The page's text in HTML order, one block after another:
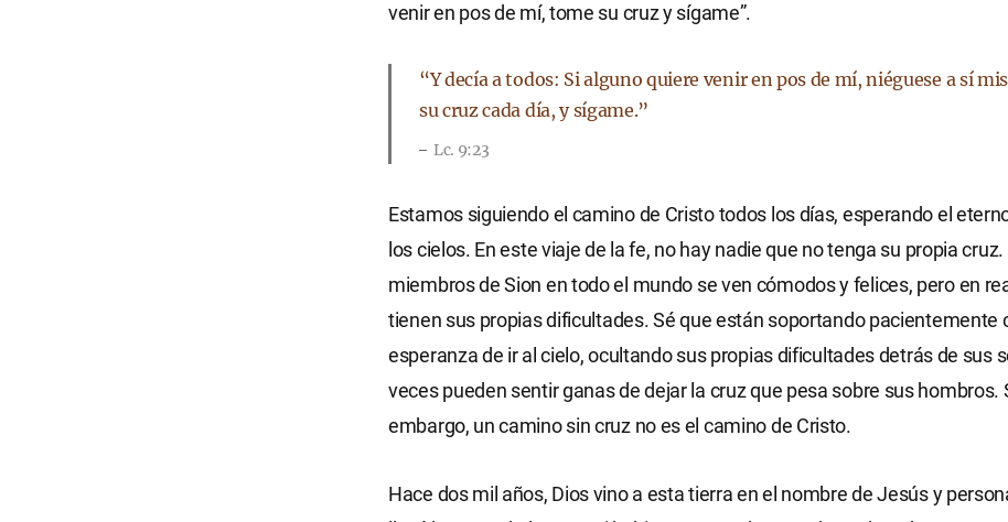
venir en pos de mí, tome su cruz y sígame”.
“Y decía a todos: Si alguno quiere venir en pos de mí, niéguese a sí
su cruz cada día, y sígame.”
Lc. 9:23
Estamos siguiendo el camino de Cristo todos los días, esperando el
los cielos. En este viaje de la fe, no hay nadie que no tenga su propia
miembros de Sion en todo el mundo se ven cómodos y felices, pero en
tienen sus propias dificultades. Sé que están soportando pacientemente
esperanza de ir al cielo, ocultando sus propias dificultades detrás de sus
veces pueden sentir ganas de dejar la cruz que pesa sobre sus hombros.
embargo, un camino sin cruz no es el camino de Cristo.
Hace dos mil años, Dios vino a esta tierra en el nombre de Jesús y